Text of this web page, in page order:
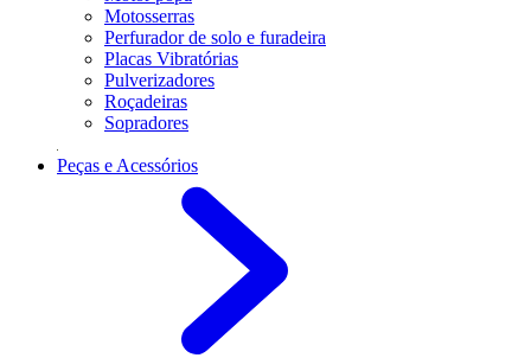
Motosserras
Perfurador de solo e furadeira
Placas Vibratórias
Pulverizadores
Roçadeiras
Sopradores
Peças e Acessórios